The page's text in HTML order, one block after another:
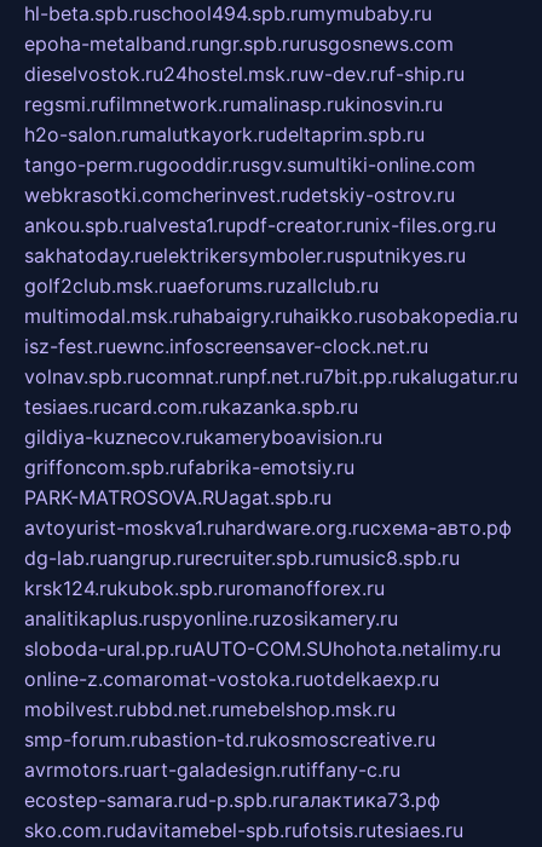
hl-beta.spb.ruschool494.spb.rumymubaby.ru
epoha-metalband.rungr.spb.rurusgosnews.com
dieselvostok.ru24hostel.msk.ruw-dev.ruf-ship.ru
regsmi.rufilmnetwork.rumalinasp.rukinosvin.ru
h2o-salon.rumalutkayork.rudeltaprim.spb.ru
tango-perm.rugooddir.rusgv.sumultiki-online.com
webkrasotki.comcherinvest.rudetskiy-ostrov.ru
ankou.spb.rualvesta1.rupdf-creator.runix-files.org.ru
sakhatoday.ruelektrikersymboler.rusputnikyes.ru
golf2club.msk.ruaeforums.ruzallclub.ru
multimodal.msk.ruhabaigry.ruhaikko.rusobakopedia.ru
isz-fest.ruewnc.infoscreensaver-clock.net.ru
volnav.spb.rucomnat.runpf.net.ru7bit.pp.rukalugatur.ru
tesiaes.rucard.com.rukazanka.spb.ru
gildiya-kuznecov.rukameryboavision.ru
griffoncom.spb.rufabrika-emotsiy.ru
PARK-MATROSOVA.RUagat.spb.ru
avtoyurist-moskva1.ruhardware.org.ruсхема-авто.рф
dg-lab.ruangrup.rurecruiter.spb.rumusic8.spb.ru
krsk124.rukubok.spb.ruromanofforex.ru
analitikaplus.ruspyonline.ruzosikamery.ru
sloboda-ural.pp.ruAUTO-COM.SUhohota.netalimy.ru
online-z.comaromat-vostoka.ruotdelkaexp.ru
mobilvest.rubbd.net.rumebelshop.msk.ru
smp-forum.rubastion-td.rukosmoscreative.ru
avrmotors.ruart-galadesign.rutiffany-c.ru
ecostep-samara.rud-p.spb.ruгалактика73.рф
sko.com.rudavitamebel-spb.rufotsis.rutesiaes.ru